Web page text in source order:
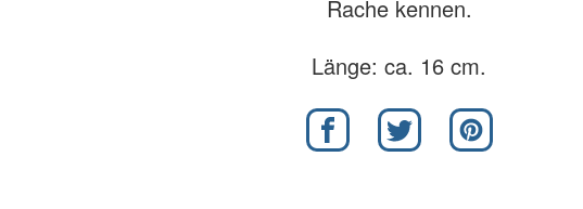
Rache kennen.
Länge: ca. 16 cm.